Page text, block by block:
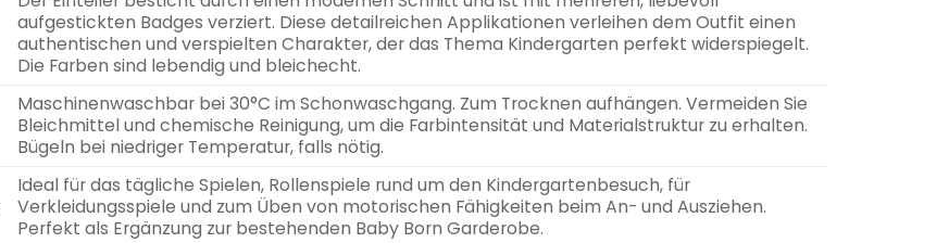
aufgestickten Badges verziert. Diese detailreichen Applikationen verleihen dem Outfit einen
authentischen und verspielten Charakter, der das Thema Kindergarten perfekt widerspiegelt.
Die Farben sind lebendig und bleichecht.
Maschinenwaschbar bei 30°C im Schonwaschgang. Zum Trocknen aufhängen. Vermeiden Sie
Bleichmittel und chemische Reinigung, um die Farbintensität und Materialstruktur zu erhalten.
Bügeln bei niedriger Temperatur, falls nötig.
Ideal für das tägliche Spielen, Rollenspiele rund um den Kindergartenbesuch, für
Verkleidungsspiele und zum Üben von motorischen Fähigkeiten beim An- und Ausziehen.
Perfekt als Ergänzung zur bestehenden Baby Born Garderobe.